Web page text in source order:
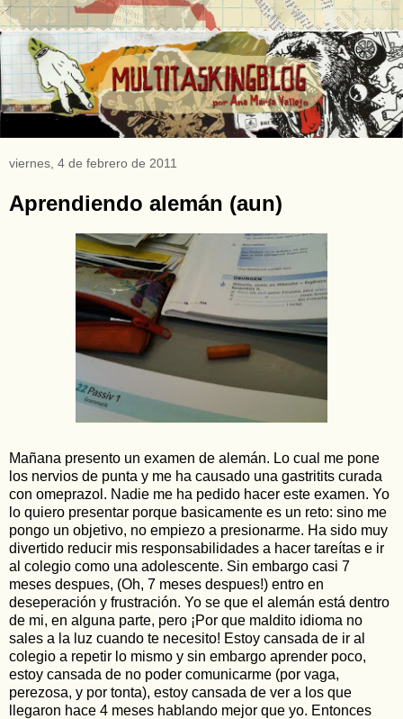
viernes, 4 de febrero de 2011
Aprendiendo alemán (aun)
Mañana presento un examen de alemán. Lo cual me pone
los nervios de punta y me ha causado una gastritits curada
con omeprazol. Nadie me ha pedido hacer este examen. Yo
lo quiero presentar porque basicamente es un reto: sino me
pongo un objetivo, no empiezo a presionarme. Ha sido muy
divertido reducir mis responsabilidades a hacer tareítas e ir
al colegio como una adolescente. Sin embargo casi 7
meses despues, (Oh, 7 meses despues!) entro en
deseperación y frustración. Yo se que el alemán está dentro
de mi, en alguna parte, pero ¡Por que maldito idioma no
sales a la luz cuando te necesito! Estoy cansada de ir al
colegio a repetir lo mismo y sin embargo aprender poco,
estoy cansada de no poder comunicarme (por vaga,
perezosa, y por tonta), estoy cansada de ver a los que
llegaron hace 4 meses hablando mejor que yo. Entonces